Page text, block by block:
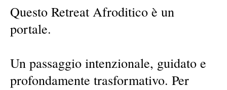
Questo Retreat Afroditico è un
portale.
Un passaggio intenzionale, guidato e
profondamente trasformativo. Per